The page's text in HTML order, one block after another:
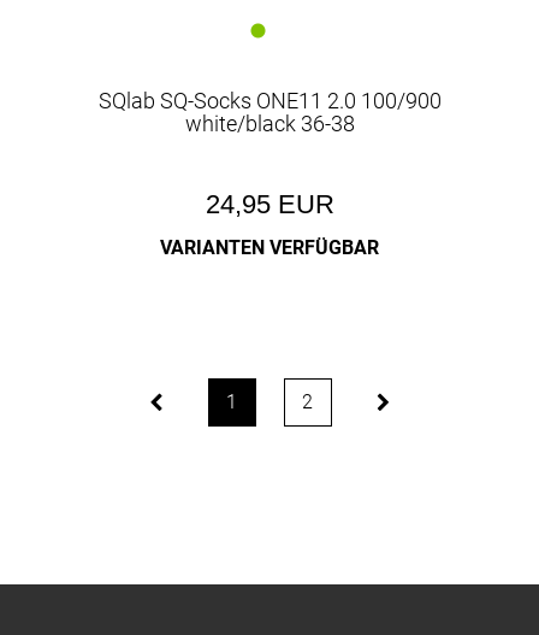
SQlab SQ-Socks ONE11 2.0 100/900
white/black 36-38
24,95 EUR
VARIANTEN VERFÜGBAR
1 2